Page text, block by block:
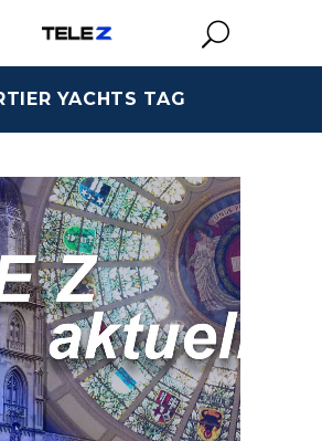
YACHTS TAG